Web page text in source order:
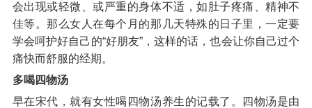
会出现或轻微、或严重的身体不适，如肚子疼痛、精神不
佳等。那么女人在每个月的那几天特殊的日子里，一定要
学会呵护好自己的“好朋友”，这样的话，也会让你自己过个
痛快而舒服的经期。
多喝四物汤
早在宋代，就有女性喝四物汤养生的记载了。四物汤是由